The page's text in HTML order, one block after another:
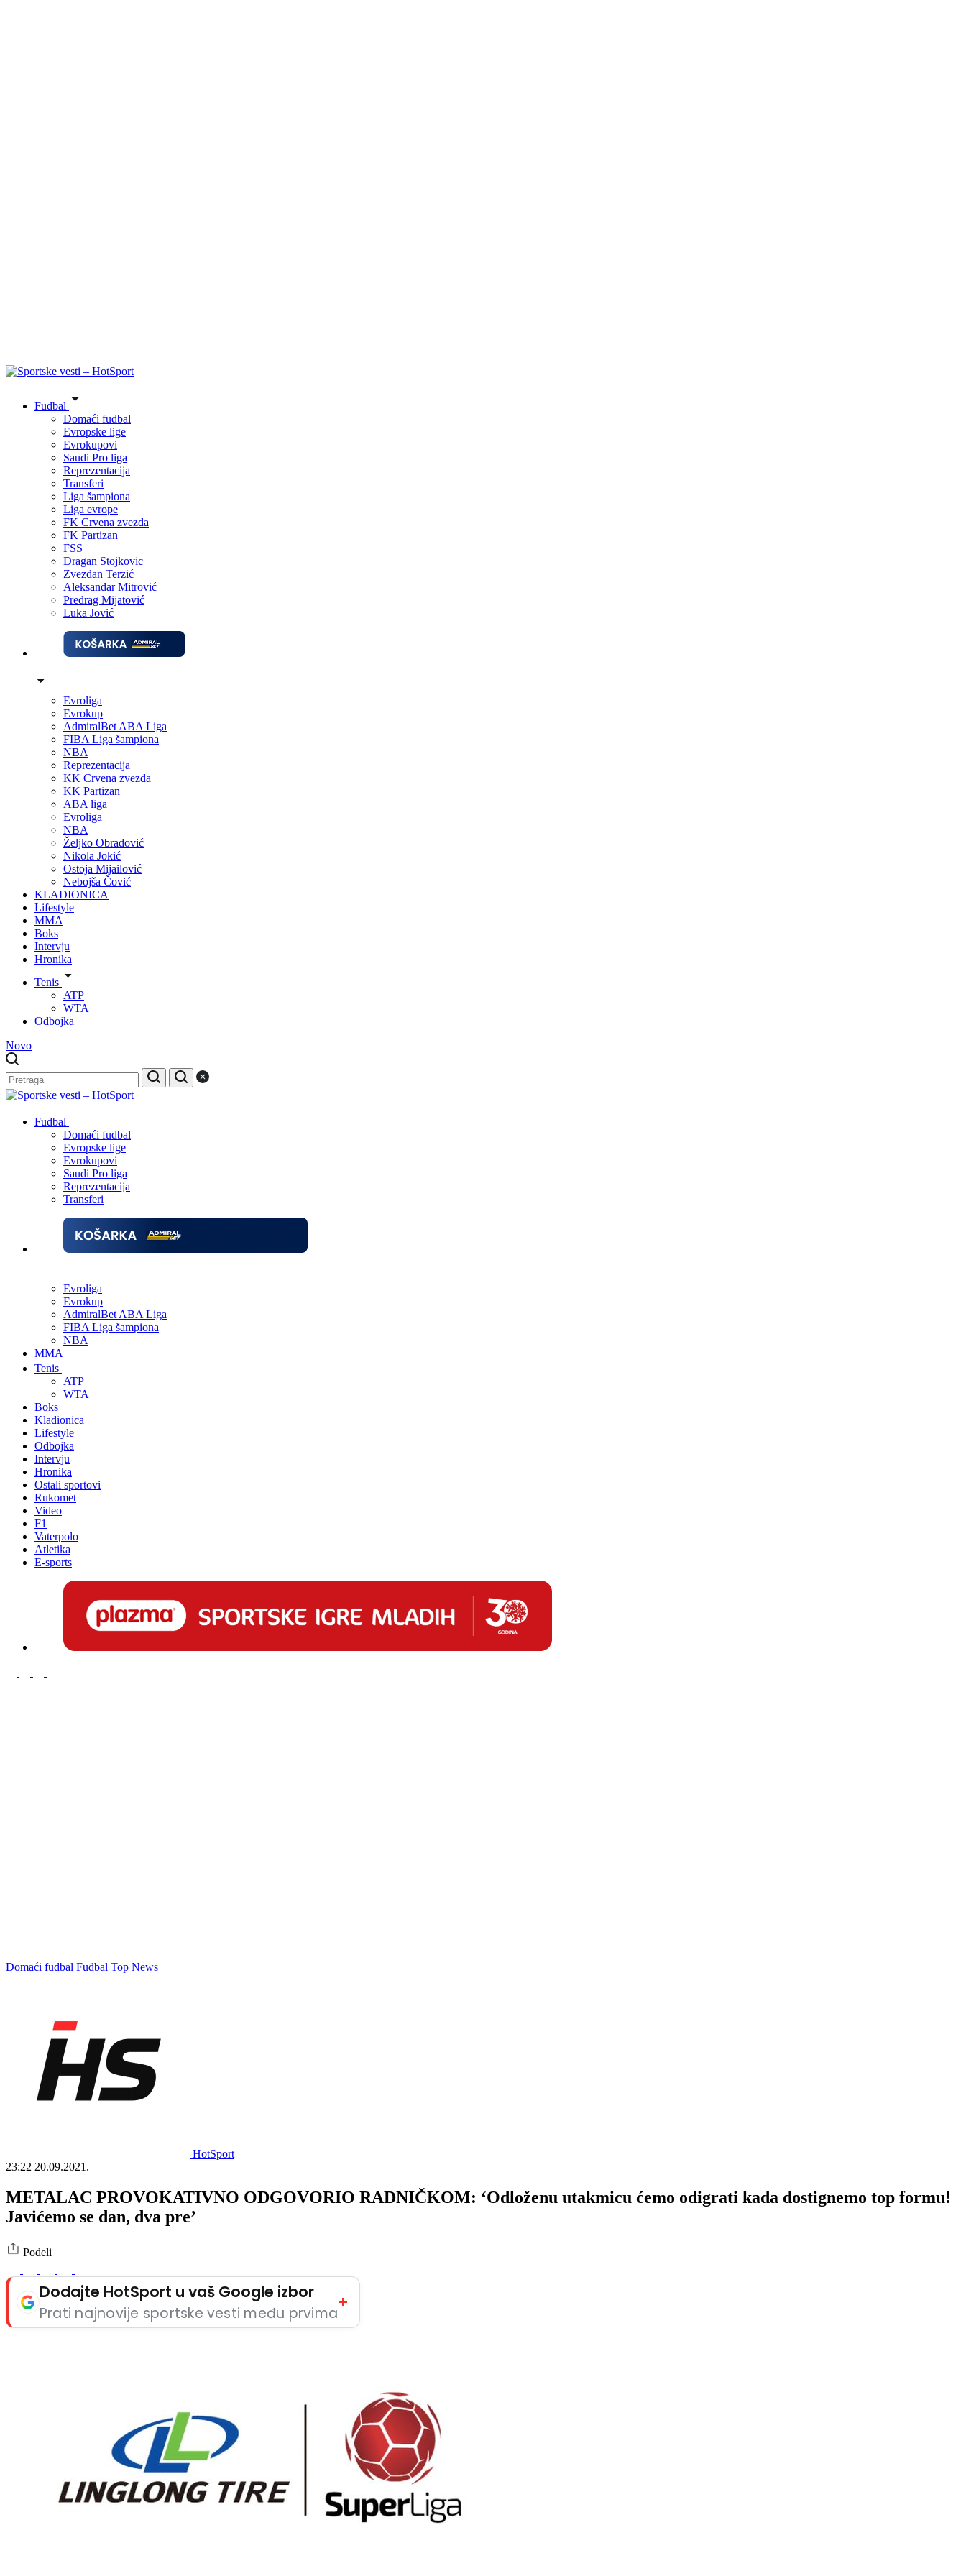
Fudbal
Domaći fudbal
Evropske lige
Evrokupovi
Saudi Pro liga
Reprezentacija
Transferi
Liga šampiona
Liga evrope
FK Crvena zvezda
FK Partizan
FSS
Dragan Stojkovic
Zvezdan Terzić
Aleksandar Mitrović
Predrag Mijatović
Luka Jović
Evroliga
Evrokup
AdmiralBet ABA Liga
FIBA Liga šampiona
NBA
Reprezentacija
KK Crvena zvezda
KK Partizan
ABA liga
Evroliga
NBA
Željko Obradović
Nikola Jokić
Ostoja Mijailović
Nebojša Čović
KLADIONICA
Lifestyle
MMA
Boks
Intervju
Hronika
Tenis
ATP
WTA
Odbojka
Novo
Fudbal
Domaći fudbal
Evropske lige
Evrokupovi
Saudi Pro liga
Reprezentacija
Transferi
Evroliga
Evrokup
AdmiralBet ABA Liga
FIBA Liga šampiona
NBA
MMA
Tenis
ATP
WTA
Boks
Kladionica
Lifestyle
Odbojka
Intervju
Hronika
Ostali sportovi
Rukomet
Video
F1
Vaterpolo
Atletika
E-sports
Domaći fudbal Fudbal Top News
HotSport
23:22 20.09.2021.
METALAC PROVOKATIVNO ODGOVORIO RADNIČKOM: ‘Odloženu utakmicu ćemo odigrati kada dostignemo top formu!
Javićemo se dan, dva pre’
Podeli
Dodajte HotSport u vaš Google izbor
Prati najnovije sportske vesti među prvima
+